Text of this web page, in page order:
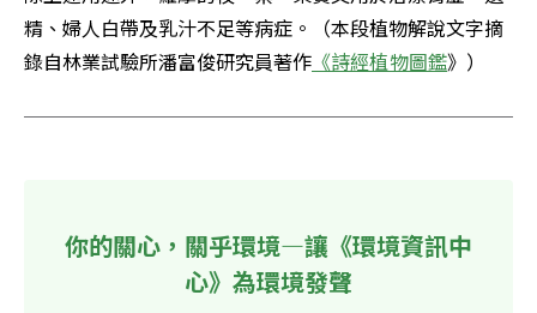
精、婦人白帶及乳汁不足等病症。（本段植物解說文字摘
錄自林業試驗所潘富俊研究員著作 《詩經植物圖鑑》）
你的關心，關乎環境—讓《環境資訊中
心》為環境發聲